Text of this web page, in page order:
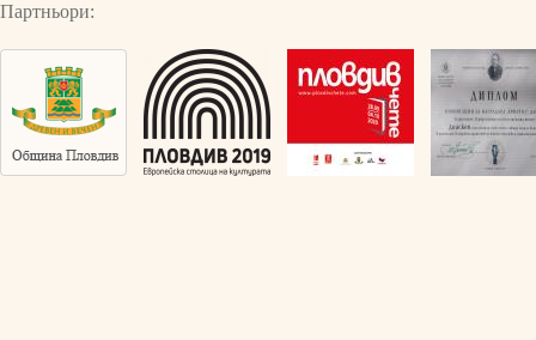
Партньори: